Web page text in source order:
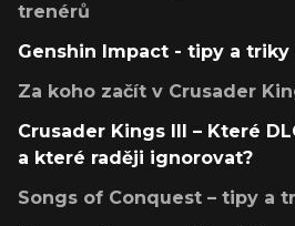
trenérů
Genshin Impact - tipy a triky
Za koho začít v Crusader
Crusader Kings III – Které
a které raději ignorovat?
Songs of Conquest – tipy a